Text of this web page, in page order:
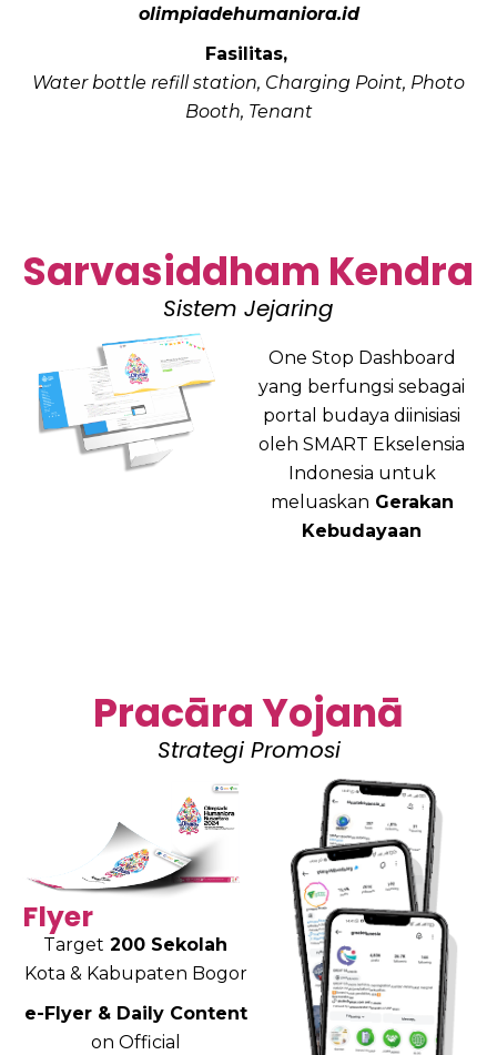
olimpiadehumaniora.id
Fasilitas,
Water bottle refill station, Charging Point, Photo
Booth, Tenant
Sarvasiddham Kendra
Sistem Jejaring
One Stop Dashboard
yang berfungsi sebagai
portal budaya diinisiasi
oleh SMART Ekselensia
Indonesia untuk
meluaskan Gerakan
Kebudayaan
Pracāra Yojanā
Strategi Promosi
Flyer
Target 200 Sekolah
Kota & Kabupaten Bogor
e-Flyer & Daily Content
on Official